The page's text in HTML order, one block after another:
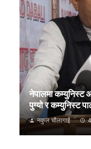
नेपालमा कम्युनिस्ट
पुग्यो र कम्युनिस्ट
नकुल चौलागाई